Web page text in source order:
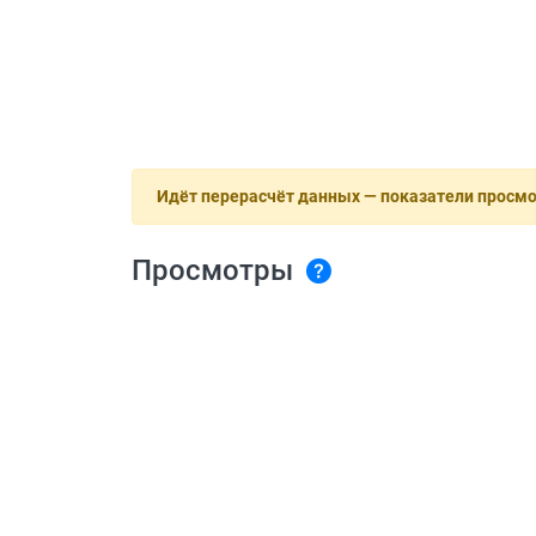
Идёт перерасчёт данных — показатели
Просмотры